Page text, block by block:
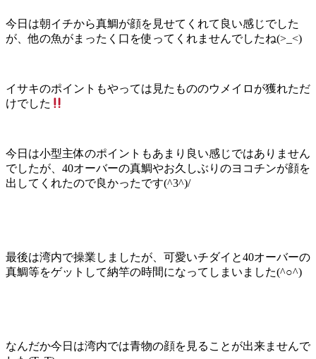
今日は朝イチから真鯛が顔を見せてくれて良い感じでした
が、他の魚がまったく口を使ってくれませんでしたね(>_<)
イサキのポイントもやっては見たもののウメイロが獲れただ
けでした
今日は小型主体のポイントもあまり良い感じではありません
でしたが、40オーバーの真鯛やお久しぶりのヨコチンが顔を
出してくれたので良かったです(^3^)/
最後は湾内で操業しましたが、可愛いチダイと40オーバーの
真鯛等をゲットして納竿の時間になってしまいました(^○^)
なんだか今日は湾内では青物の顔を見ることが出来ませんで